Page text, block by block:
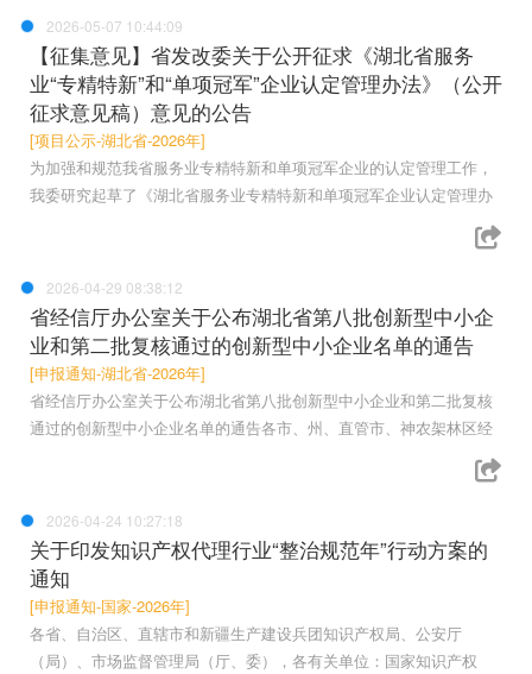
2026-05-07 10:44:09
【征集意见】省发改委关于公开征求《湖北省服务
业“专精特新”和“单项冠军”企业认定管理办法》（公开
征求意见稿）意见的公告
[项目公示-湖北省-2026年]
为加强和规范我省服务业专精特新和单项冠军企业的认定管理工作，
我委研究起草了《湖北省服务业专精特新和单项冠军企业认定管理办
2026-04-29 08:38:12
省经信厅办公室关于公布湖北省第八批创新型中小企
业和第二批复核通过的创新型中小企业名单的通告
[申报通知-湖北省-2026年]
省经信厅办公室关于公布湖北省第八批创新型中小企业和第二批复核
通过的创新型中小企业名单的通告各市、州、直管市、神农架林区经
2026-04-24 10:27:18
关于印发知识产权代理行业“整治规范年”行动方案的
通知
[申报通知-国家-2026年]
各省、自治区、直辖市和新疆生产建设兵团知识产权局、公安厅
（局）、市场监督管理局（厅、委），各有关单位：国家知识产权